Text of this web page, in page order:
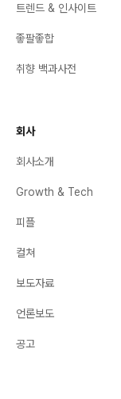
트렌드 & 인사이트
좋팔좋합
취향 백과사전
회사
회사소개
Growth & Tech
피플
컬쳐
보도자료
언론보도
공고